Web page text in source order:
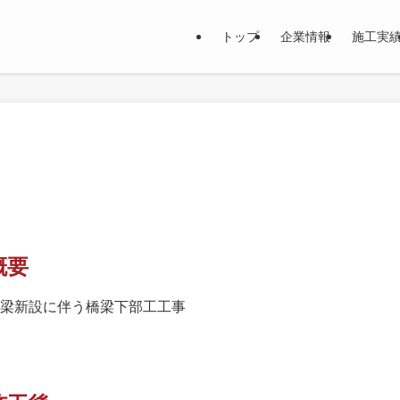
トップ 企業情報 施工実
要
新設に伴う橋梁下部工工事